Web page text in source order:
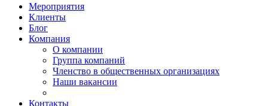
Мероприятия
Клиенты
Блог
Компания
О компании
Группа компаний
Членство в общественных организациях
Наши вакансии
Контакты